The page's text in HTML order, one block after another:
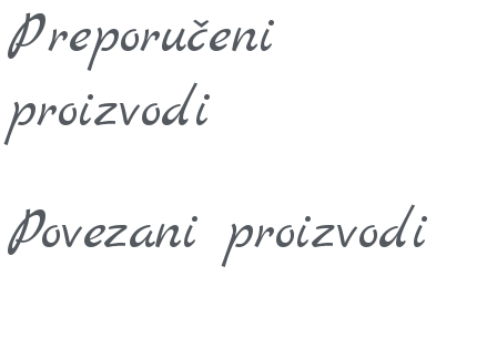
Preporučeni
proizvodi
Povezani proizvodi